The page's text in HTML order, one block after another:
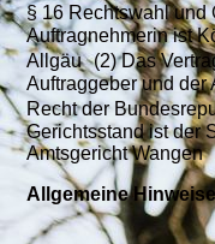
§ 16 Rechtswahl
Auftragnehmerin ist
Allgäu (2) Das
Auftraggeber und der
Recht der
Gerichtsstand ist der
Amtsgericht Wangen
Allgemeine